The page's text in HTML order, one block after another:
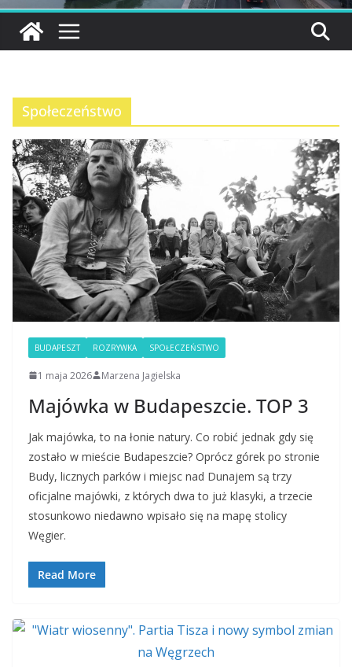
Społeczeństwo
BUDAPESZT ROZRYWKA SPOŁECZEŃSTWO
1 maja 2026 Marzena Jagielska
Majówka w Budapeszcie. TOP 3
Jak majówka, to na łonie natury. Co robić jednak gdy się
zostało w mieście Budapeszcie? Oprócz górek po stronie
Budy, licznych parków i miejsc nad Dunajem są trzy
oficjalne majówki, z których dwa to już klasyki, a trzecie
stosunkowo niedawno wpisało się na mapę stolicy
Węgier.
Read More